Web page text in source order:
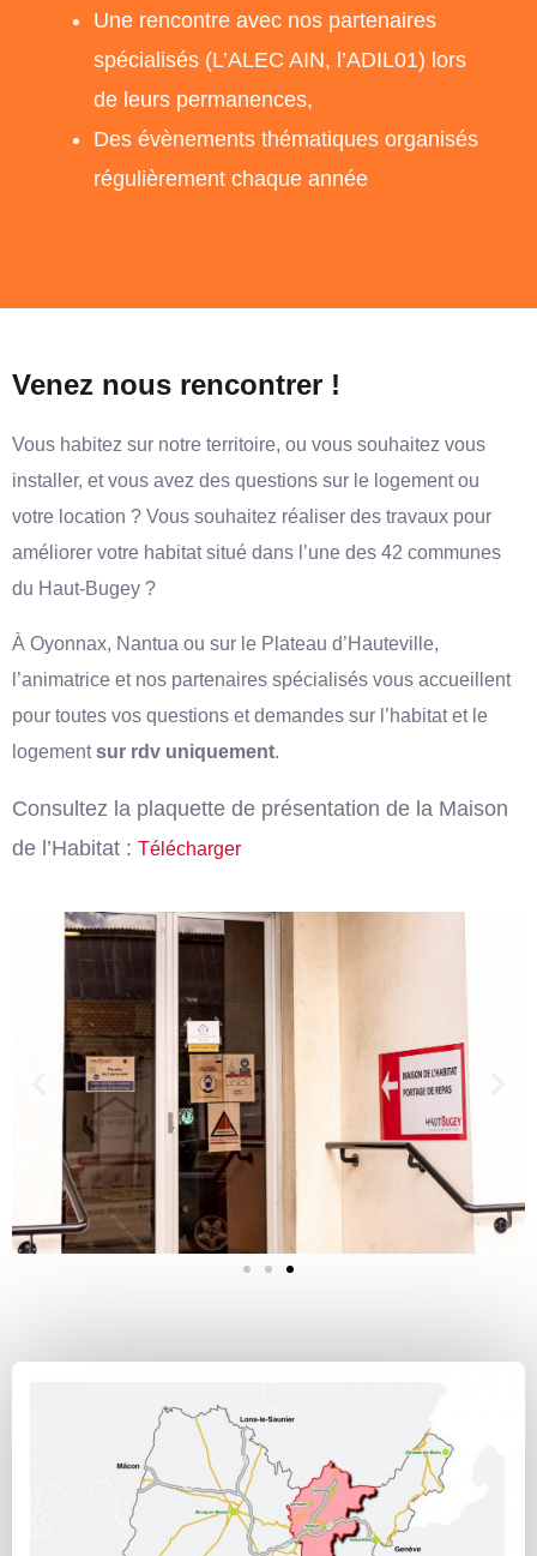
Une rencontre avec nos partenaires
spécialisés (L’ALEC AIN, l’ADIL01) lors
de leurs permanences,
Des évènements thématiques organisés
régulièrement chaque année
Venez nous rencontrer !
Vous habitez sur notre territoire, ou vous souhaitez vous
installer, et vous avez des questions sur le logement ou
votre location ? Vous souhaitez réaliser des travaux pour
améliorer votre habitat situé dans l’une des 42 communes
du Haut-Bugey ?
À Oyonnax, Nantua ou sur le Plateau d’Hauteville,
l’animatrice et nos partenaires spécialisés vous accueillent
pour toutes vos questions et demandes sur l’habitat et le
logementsur rdv uniquement.
Consultez la plaquette de présentation de la Maison
de l’Habitat : Télécharger